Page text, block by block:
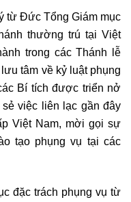
từ Đức Tổng Giám mục
thường trú tại Việt
trong các Thánh lễ
tâm về kỷ luật phụng
Bí tích được triển nở
việc liên lạc gần đây
Việt Nam, mời gọi sự
tạo phụng vụ tại các
đặc trách phụng vụ từ